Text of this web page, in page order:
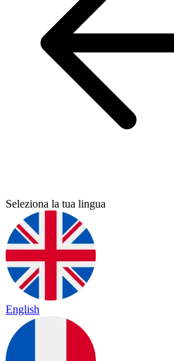
Seleziona la tua lingua
English